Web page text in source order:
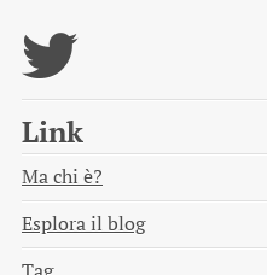
Link
Ma chi è?
Esplora il blog